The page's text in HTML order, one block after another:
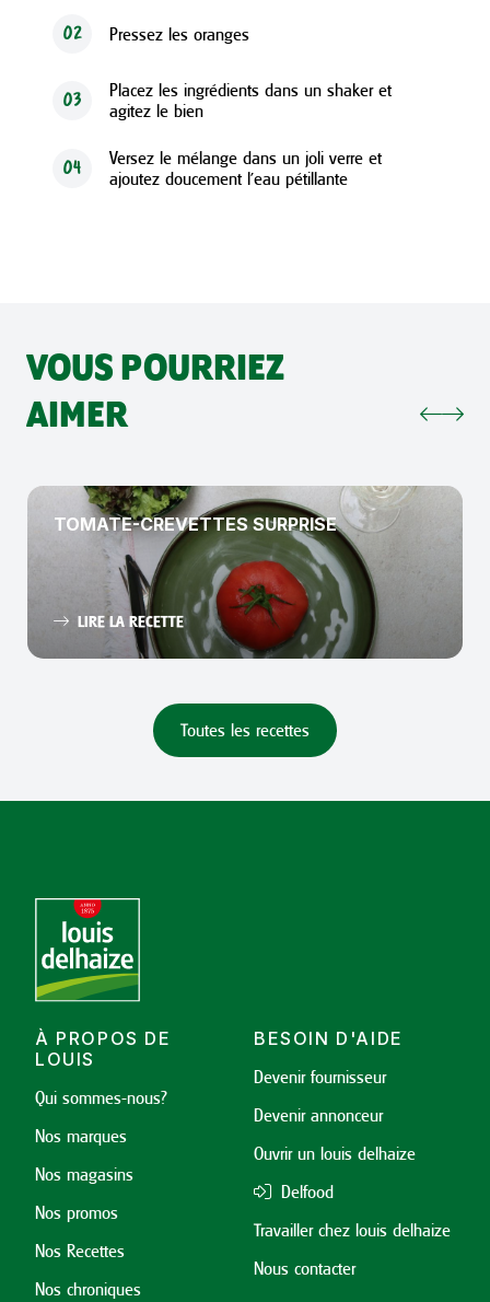
02 Pressez les oranges
03
Placez les ingrédients dans un shaker et
agitez le bien
04
Versez le mélange dans un joli verre et
ajoutez doucement l’eau pétillante
VOUS POURRIEZ
AIMER
TOMATE-CREVETTES SURPRISE
LIRE LA RECETTE
Toutes les recettes
À PROPOS DE
LOUIS
Qui sommes-nous?
Nos marques
Nos magasins
Nos promos
Nos Recettes
Nos chroniques
BESOIN D'AIDE
Devenir fournisseur
Devenir annonceur
Ouvrir un louis delhaize
Delfood
Travailler chez louis delhaize
Nous contacter